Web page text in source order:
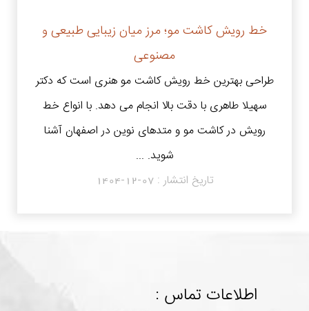
خط رویش کاشت مو؛ مرز میان زیبایی طبیعی و
مصنوعی
طراحی بهترین خط رویش کاشت مو هنری است که دکتر
سهیلا طاهری با دقت بالا انجام می دهد. با انواع خط
رویش در کاشت مو و متدهای نوین در اصفهان آشنا
شوید. ...
تاریخ انتشار :1404-12-07
اطلاعات تماس :